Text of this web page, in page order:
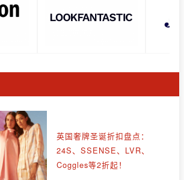
英国奢牌圣诞折扣盘点：
24S、SSENSE、LVR、
Coggles等2折起！